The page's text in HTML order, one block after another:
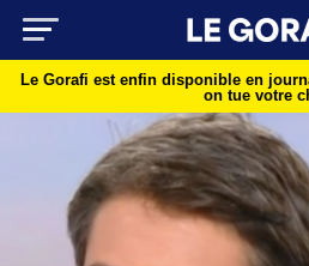
Le Gorafi est enfin disponible en
on tue votre